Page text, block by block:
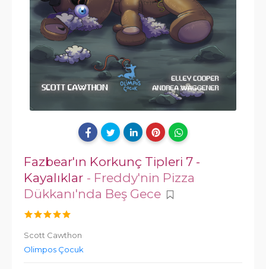
Fazbear'ın Korkunç Tipleri 7 -
Kayalıklar - Freddy'nin Pizza
Dükkanı'nda Beş Gece
Scott Cawthon
Olimpos Çocuk